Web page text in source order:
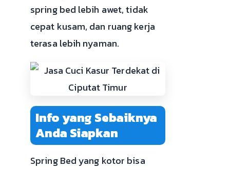
spring bed lebih awet, tidak
cepat kusam, dan ruang kerja
terasa lebih nyaman.
Info yang Sebaiknya
Anda Siapkan
Spring Bed yang kotor bisa